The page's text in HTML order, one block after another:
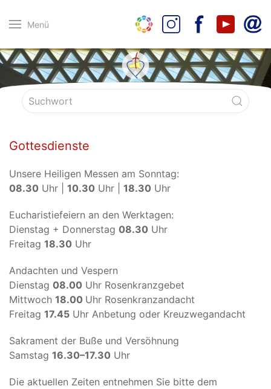
Menü
Gottesdienste
Unsere Heiligen Messen am Sonntag:
08.30 Uhr | 10.30 Uhr | 18.30 Uhr
Eucharistiefeiern an den Werktagen:
Dienstag + Donnerstag 08.30 Uhr
Freitag 18.30 Uhr
Andachten und Vespern
Dienstag 08.00 Uhr Rosenkranzgebet
Mittwoch 18.00 Uhr Rosenkranzandacht
Freitag 17.45 Uhr Anbetung oder Kreuzwegandacht
Sakrament der Buße und Versöhnung
Samstag 16.30–17.30 Uhr
Die aktuellen Zeiten entnehmen Sie bitte dem